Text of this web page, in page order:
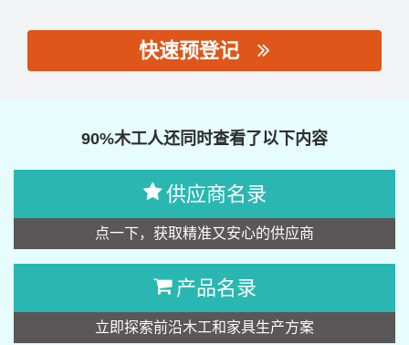
快速预登记
90%木工人还同时查看了以下内容
供应商名录
点一下，获取精准又安心的供应商
产品名录
立即探索前沿木工和家具生产方案